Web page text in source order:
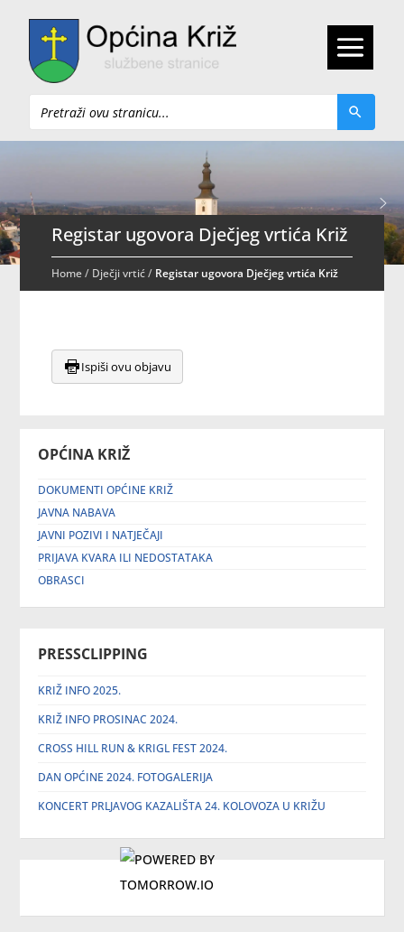
Pretraži
OPĆINA KRIŽ
DOKUMENTI OPĆINE KRIŽ
JAVNA NABAVA
JAVNI POZIVI I NATJEČAJI
PRIJAVA KVARA ILI NEDOSTATAKA
OBRASCI
PRESSCLIPPING
KRIŽ INFO 2025.
KRIŽ INFO PROSINAC 2024.
CROSS HILL RUN & KRIGL FEST 2024.
DAN OPĆINE 2024. FOTOGALERIJA
KONCERT PRLJAVOG KAZALIŠTA 24. KOLOVOZA U KRIŽU
Registar ugovora Dječjeg vrtića Križ
Home/ Dječji vrtić/ Registar ugovora Dječjeg vrtića Križ
Ispiši ovu objavu